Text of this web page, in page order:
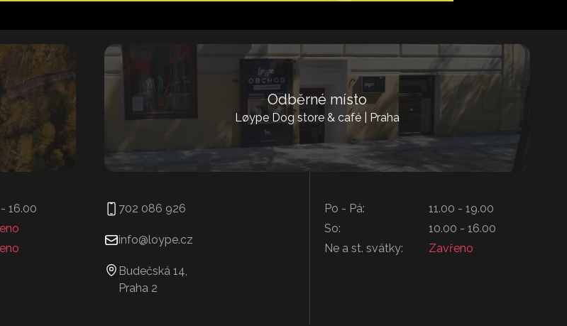
16.00
Odběrné místo
Løype Dog store & café | Praha
702 086 926
info@loype.cz
Budečská 14,
Praha 2
Po - Pá:
So:
Ne a st. svátky:
11.00 - 19.00
10.00 - 16.00
Zavřeno